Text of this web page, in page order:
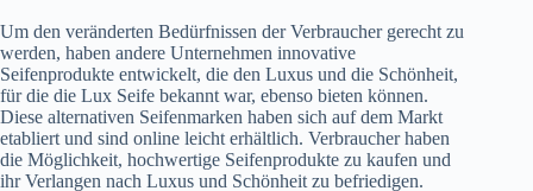
Um den veränderten Bedürfnissen der Verbraucher gerecht zu
werden, haben andere Unternehmen innovative
Seifenprodukte entwickelt, die den Luxus und die Schönheit,
für die die Lux Seife bekannt war, ebenso bieten können.
Diese alternativen Seifenmarken haben sich auf dem Markt
etabliert und sind online leicht erhältlich. Verbraucher haben
die Möglichkeit, hochwertige Seifenprodukte zu kaufen und
ihr Verlangen nach Luxus und Schönheit zu befriedigen.